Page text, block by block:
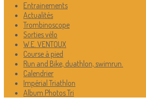
Entrainements
Actualités
Trombinoscope
Sorties vélo
W.E. VENTOUX
Course à pied
Run and Bike, duathlon, swimrun.
Calendrier
Impérial Triathlon
Album Photos Tri